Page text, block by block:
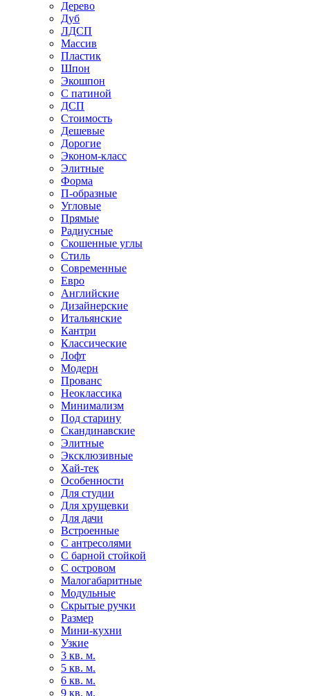
Дерево
Дуб
ЛДСП
Массив
Пластик
Шпон
Экошпон
С патиной
ДСП
Стоимость
Дешевые
Дорогие
Эконом-класс
Элитные
Форма
П-образные
Угловые
Прямые
Радиусные
Скошенные углы
Стиль
Современные
Евро
Английские
Дизайнерские
Итальянские
Кантри
Классические
Лофт
Модерн
Прованс
Неоклассика
Минимализм
Под старину
Скандинавские
Элитные
Эксклюзивные
Хай-тек
Особенности
Для студии
Для хрущевки
Для дачи
Встроенные
С антресолями
С барной стойкой
С островом
Малогабаритные
Модульные
Скрытые ручки
Размер
Мини-кухни
Узкие
3 кв. м.
5 кв. м.
6 кв. м.
9 кв. м.